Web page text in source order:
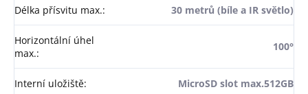
Délka přísvitu max.: 30 metrů (bíle a IR světlo)
Horizontální úhel
max.:
100°
Interní uložiště: MicroSD slot max.512GB